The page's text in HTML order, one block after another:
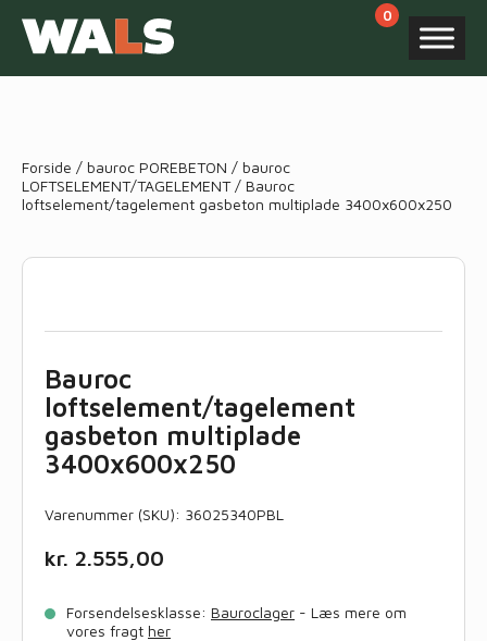
Forside / bauroc POREBETON / bauroc
LOFTSELEMENT/TAGELEMENT/ Bauroc
loftselement/tagelement gasbeton multiplade 3400x600x250
Bauroc
loftselement/tagelement
gasbeton multiplade
3400x600x250
Varenummer (SKU): 36025340PBL
kr. 2.555,00
Forsendelsesklasse: Bauroclager - Læs mere om
vores fragt her